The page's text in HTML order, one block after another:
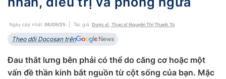
Ngày cập nhật: 06/09/25 Tác giả: Dược sĩ, Thạc sĩ Nguyễn Thị Thanh Tú
Theo dõi Docosan trên
Đau thắt lưng bên phải có thể do căng cơ hoặc một
vấn đề thần kinh bắt nguồn từ cột sống của bạn. Mặc